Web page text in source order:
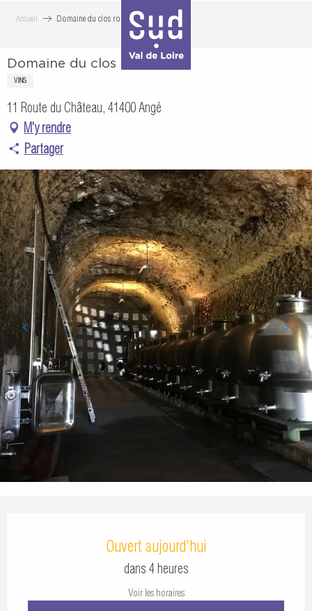
principal
Accueil Domaine du clos roussely
Domaine du clos roussely
VINS
11 Route du Château, 41400 Angé
M'y rendre
Partager
Ouvert aujourd'hui
dans 4 heures
Voir les horaires